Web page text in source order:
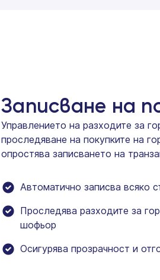
Записване на
Управлението на разходите за
проследяване на покупките на
опростява записването на
Автоматично записва всяко
Проследява разходите за
шофьор
Осигурява прозрачност и